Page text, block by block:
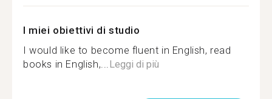
I miei obiettivi di studio
I would like to become fluent in English, read
books in English,... Leggi di più